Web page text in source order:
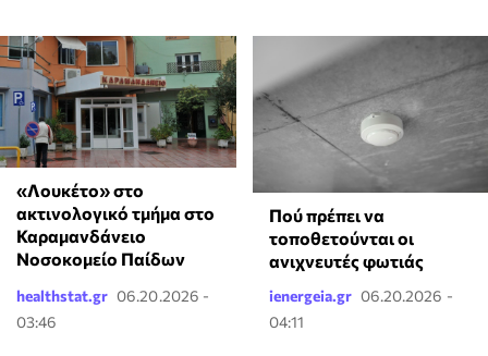
«Λουκέτο» στο
ακτινολογικό τμήμα στο
Καραμανδάνειο
Νοσοκομείο Παίδων
healthstat.gr 06.20.2026 -
03:46
Πού πρέπει να
τοποθετούνται οι
ανιχνευτές φωτιάς
ienergeia.gr 06.20.2026 -
04:11